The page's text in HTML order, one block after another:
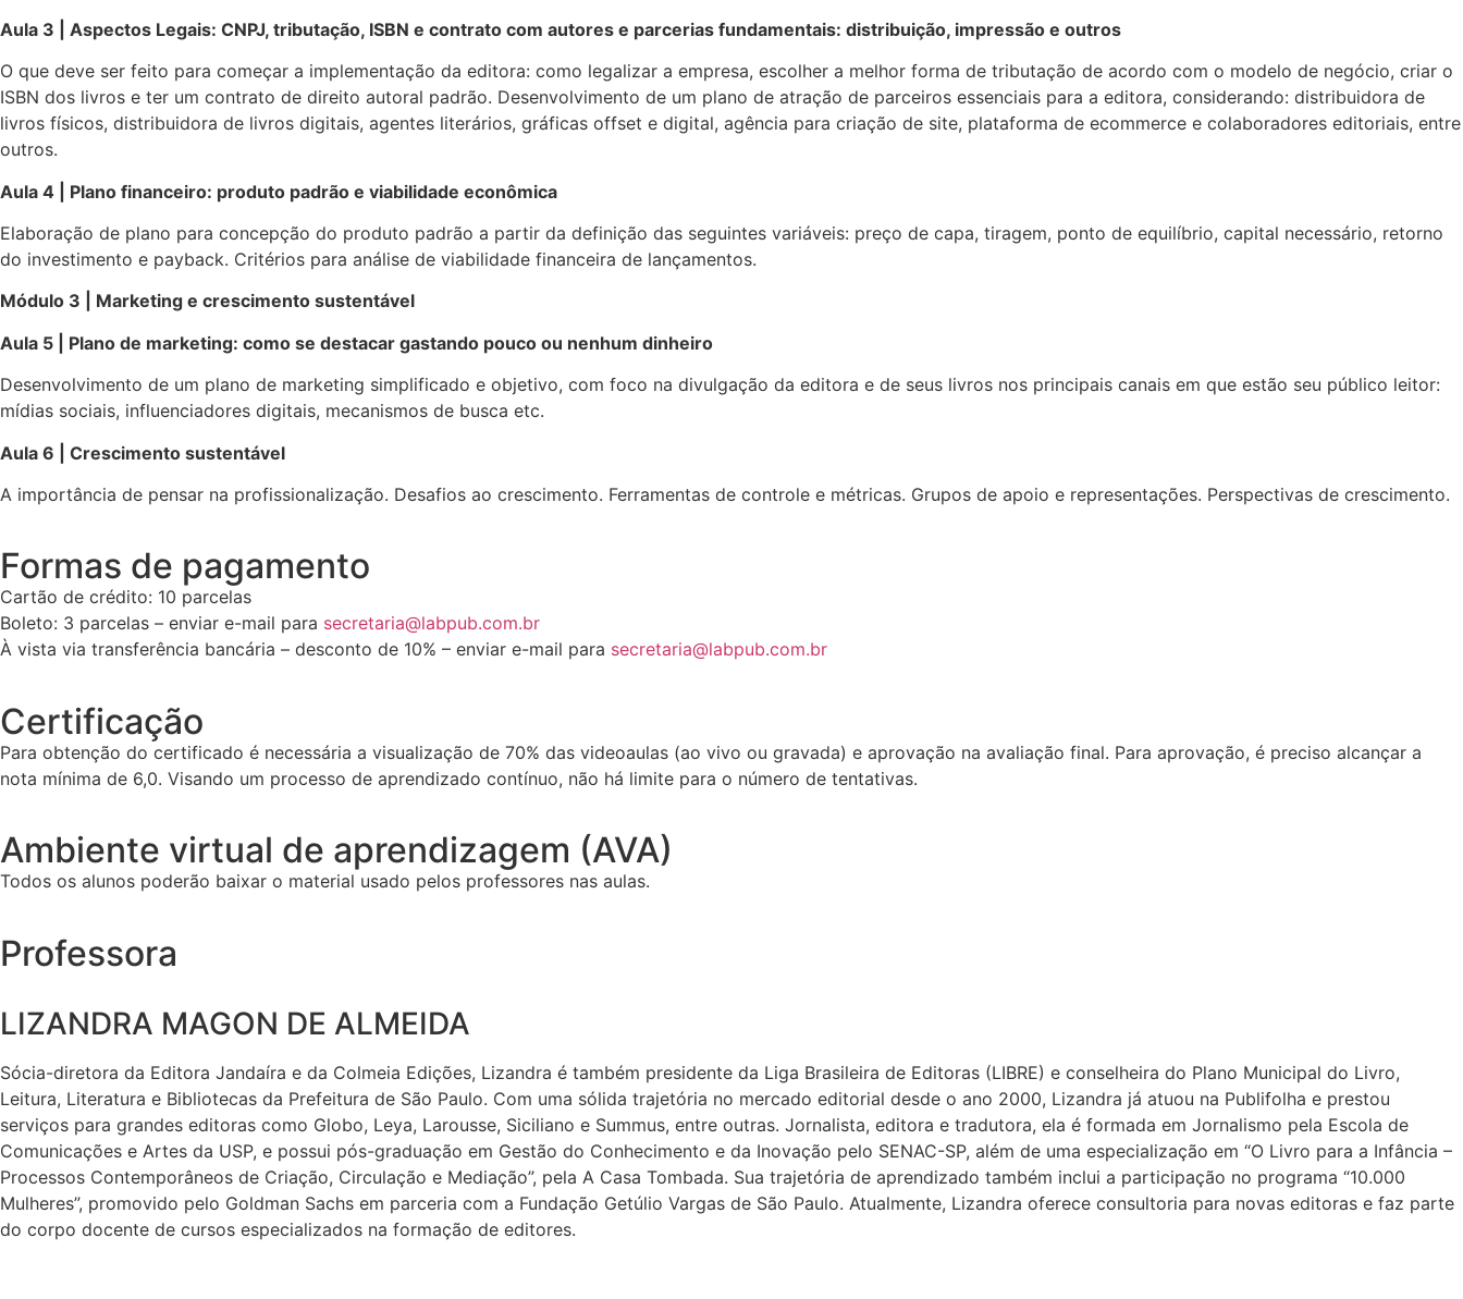
Aula 3 | Aspectos Legais: CNPJ, tributação, ISBN e contrato com autores e parcerias fundamentais: distribuição, impressão e outros
O que deve ser feito para começar a implementação da editora: como legalizar a empresa, escolher a melhor forma de tributação de acordo com o modelo de negócio, criar o
ISBN dos livros e ter um contrato de direito autoral padrão. Desenvolvimento de um plano de atração de parceiros essenciais para a editora, considerando: distribuidora de
livros físicos, distribuidora de livros digitais, agentes literários, gráficas offset e digital, agência para criação de site, plataforma de ecommerce e colaboradores editoriais, entre
outros.
Aula 4 | Plano financeiro: produto padrão e viabilidade econômica
Elaboração de plano para concepção do produto padrão a partir da definição das seguintes variáveis: preço de capa, tiragem, ponto de equilíbrio, capital necessário, retorno
do investimento e payback. Critérios para análise de viabilidade financeira de lançamentos.
Módulo 3 | Marketing e crescimento sustentável
Aula 5 | Plano de marketing: como se destacar gastando pouco ou nenhum dinheiro
Desenvolvimento de um plano de marketing simplificado e objetivo, com foco na divulgação da editora e de seus livros nos principais canais em que estão seu público leitor:
mídias sociais, influenciadores digitais, mecanismos de busca etc.
Aula 6 | Crescimento sustentável
A importância de pensar na profissionalização. Desafios ao crescimento. Ferramentas de controle e métricas. Grupos de apoio e representações. Perspectivas de crescimento.
Formas de pagamento
Cartão de crédito: 10 parcelas
Boleto: 3 parcelas – enviar e-mail para secretaria@labpub.com.br
À vista via transferência bancária – desconto de 10% – enviar e-mail para secretaria@labpub.com.br
Certificação
Para obtenção do certificado é necessária a visualização de 70% das videoaulas (ao vivo ou gravada) e aprovação na avaliação final. Para aprovação, é preciso alcançar a
nota mínima de 6,0. Visando um processo de aprendizado contínuo, não há limite para o número de tentativas.
Ambiente virtual de aprendizagem (AVA)
Todos os alunos poderão baixar o material usado pelos professores nas aulas.
Professora
LIZANDRA MAGON DE ALMEIDA
Sócia-diretora da Editora Jandaíra e da Colmeia Edições, Lizandra é também presidente da Liga Brasileira de Editoras (LIBRE) e conselheira do Plano Municipal do Livro,
Leitura, Literatura e Bibliotecas da Prefeitura de São Paulo. Com uma sólida trajetória no mercado editorial desde o ano 2000, Lizandra já atuou na Publifolha e prestou
serviços para grandes editoras como Globo, Leya, Larousse, Siciliano e Summus, entre outras. Jornalista, editora e tradutora, ela é formada em Jornalismo pela Escola de
Comunicações e Artes da USP, e possui pós-graduação em Gestão do Conhecimento e da Inovação pelo SENAC-SP, além de uma especialização em “O Livro para a Infância –
Processos Contemporâneos de Criação, Circulação e Mediação”, pela A Casa Tombada. Sua trajetória de aprendizado também inclui a participação no programa “10.000
Mulheres”, promovido pelo Goldman Sachs em parceria com a Fundação Getúlio Vargas de São Paulo. Atualmente, Lizandra oferece consultoria para novas editoras e faz parte
do corpo docente de cursos especializados na formação de editores.